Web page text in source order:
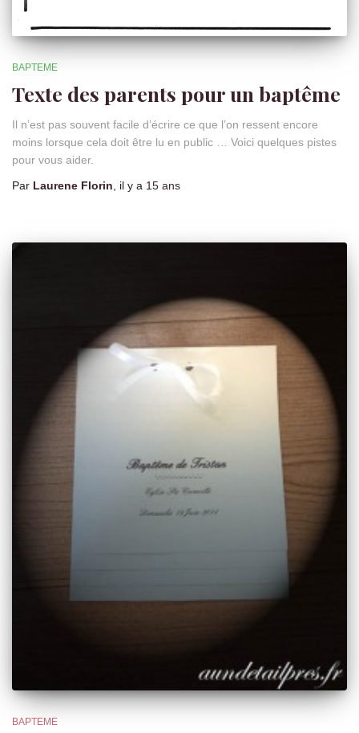
BAPTEME
Texte des parents pour un baptême
Il n’est pas souvent facile d’écrire ce que l’on ressent encore
moins lorsque cela doit être lu en public … Voici quelques pistes
pour vous aider.
Par Laurene Florin, il y a 15 ans
BAPTEME